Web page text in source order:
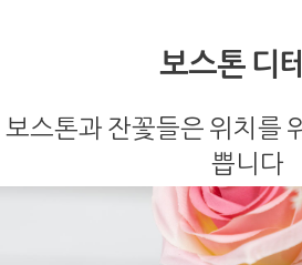
보스톤 디
보스톤과 잔꽃들은 위치를
쁩니다